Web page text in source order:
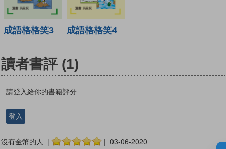
成語格格笑3 成語格格笑4
讀者書評 (1)
請登入給你的書籍評分
登入
沒有金幣的人 | | 03-06-2020